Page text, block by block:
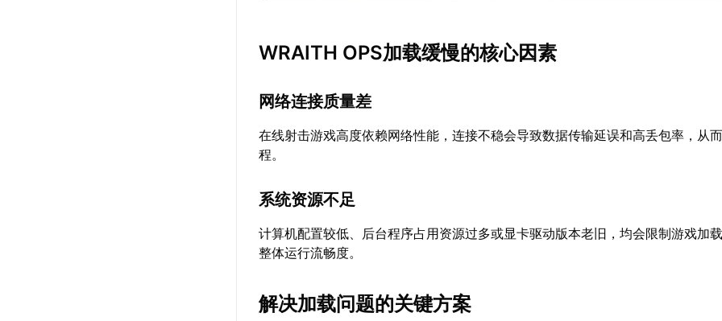
WRAITH OPS加载缓慢的核心因素
网络连接质量差
在线射击游戏高度依赖网络性能，连接不稳会导致数据传输延误和高丢包率，从
程。
系统资源不足
计算机配置较低、后台程序占用资源过多或显卡驱动版本老旧，均会限制游戏加
整体运行流畅度。
解决加载问题的关键方案